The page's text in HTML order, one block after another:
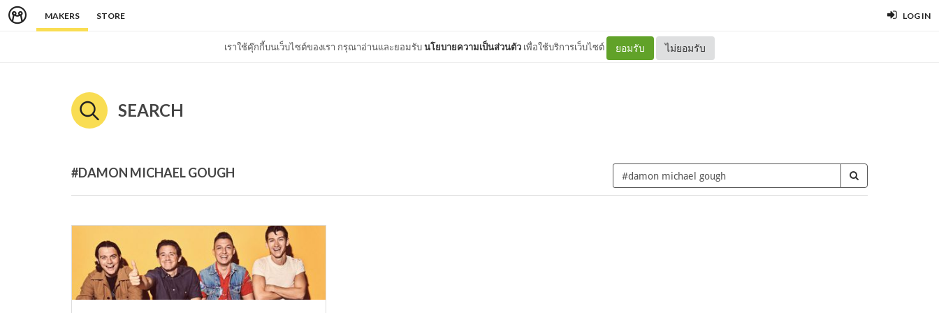
MAKERS STORE LOG IN
เราใช้คุ๊กกี้บนเว็บไซต์ของเรา กรุณาอ่านและยอมรับนโยบายความเป็นส่วนตัว เพื่อใช้บริการเว็บไซต์ ยอมรับ ไม่ยอมรับ
SEARCH
#DAMON MICHAEL GOUGH